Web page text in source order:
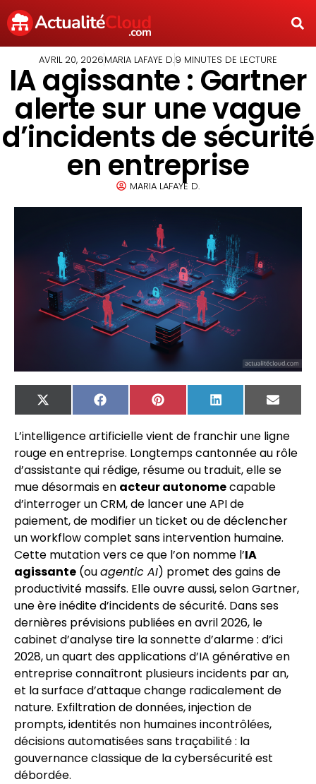
AVRIL 20, 2026MARIA LAFAYE D.9 MINUTES DE LECTURE
IA agissante : Gartner
alerte sur une vague
d’incidents de sécurité
en entreprise
MARIA LAFAYE D.
X
(Twitter)
FacebookPinterest LinkedIn
Email
L’intelligence artificielle vient de franchir une ligne
rouge en entreprise. Longtemps cantonnée au rôle
d’assistante qui rédige, résume ou traduit, elle se
mue désormais en acteur autonomecapable
d’interroger un CRM, de lancer une API de
paiement, de modifier un ticket ou de déclencher
un workflow complet sans intervention humaine.
Cette mutation vers ce que l’on nomme l’IA
agissante (ouagentic AI) promet des gains de
productivité massifs. Elle ouvre aussi, selon Gartner,
une ère inédite d’incidents de sécurité. Dans ses
dernières prévisions publiées en avril 2026, le
cabinet d’analyse tire la sonnette d’alarme : d’ici
2028, un quart des applications d’IA générative en
entreprise connaîtront plusieurs incidents par an,
et la surface d’attaque change radicalement de
nature. Exfiltration de données, injection de
prompts, identités non humaines incontrôlées,
décisions automatisées sans traçabilité : la
gouvernance classique de la cybersécurité est
débordée.